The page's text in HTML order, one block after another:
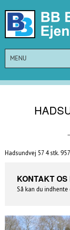
MENU
Hadsundvej 57 4 stk.
KONTAKT OS
Så kan du